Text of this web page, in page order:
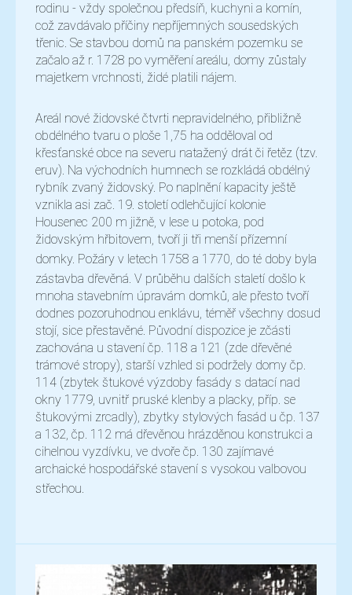
rodinu - vždy společnou předsíň, kuchyni a komín,
což zavdávalo příčiny nepříjemných sousedských
třenic. Se stavbou domů na panském pozemku se
začalo až r. 1728 po vyměření areálu, domy zůstaly
majetkem vrchnosti, židé platili nájem.
Areál nové židovské čtvrti nepravidelného, přibližně
obdélného tvaru o ploše 1,75 ha odděloval od
křesťanské obce na severu natažený drát či řetěz (tzv.
eruv). Na východních humnech se rozkládá obdélný
rybník zvaný židovský. Po naplnění kapacity ještě
vznikla asi zač. 19. století odlehčující kolonie
Housenec 200 m jižně, v lese u potoka, pod
židovským hřbitovem, tvoří ji tři menší přízemní
domky. Požáry v letech 1758 a 1770, do té doby byla
zástavba dřevěná. V průběhu dalších staletí došlo k
mnoha stavebním úpravám domků, ale přesto tvoří
dodnes pozoruhodnou enklávu, téměř všechny dosud
stojí, sice přestavěné. Původní dispozice je zčásti
zachována u stavení čp. 118 a 121 (zde dřevěné
trámové stropy), starší vzhled si podržely domy čp.
114 (zbytek štukové výzdoby fasády s datací nad
okny 1779, uvnitř pruské klenby a placky, příp. se
štukovými zrcadly), zbytky stylových fasád u čp. 137
a 132, čp. 112 má dřevěnou hrázděnou konstrukci a
cihelnou vyzdívku, ve dvoře čp. 130 zajímavé
archaické hospodářské stavení s vysokou valbovou
střechou.